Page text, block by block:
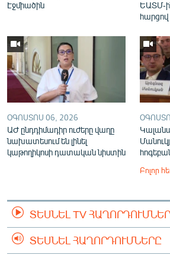
Էջմիածին
ԵԱՏՄ-
ՕԳՈՍՏՈՍ 06, 2026
ԱԺ ընդդիմադիր ուժերը վաղը
նախատեսում են լինել
կաթողիկոսի դատական նիստին
Բոլոր
ՏԵՍՆԵԼ TV
ՏԵՍՆԵԼ ՀԱՂՈՐԴՈՒՄՆԵՐԸ